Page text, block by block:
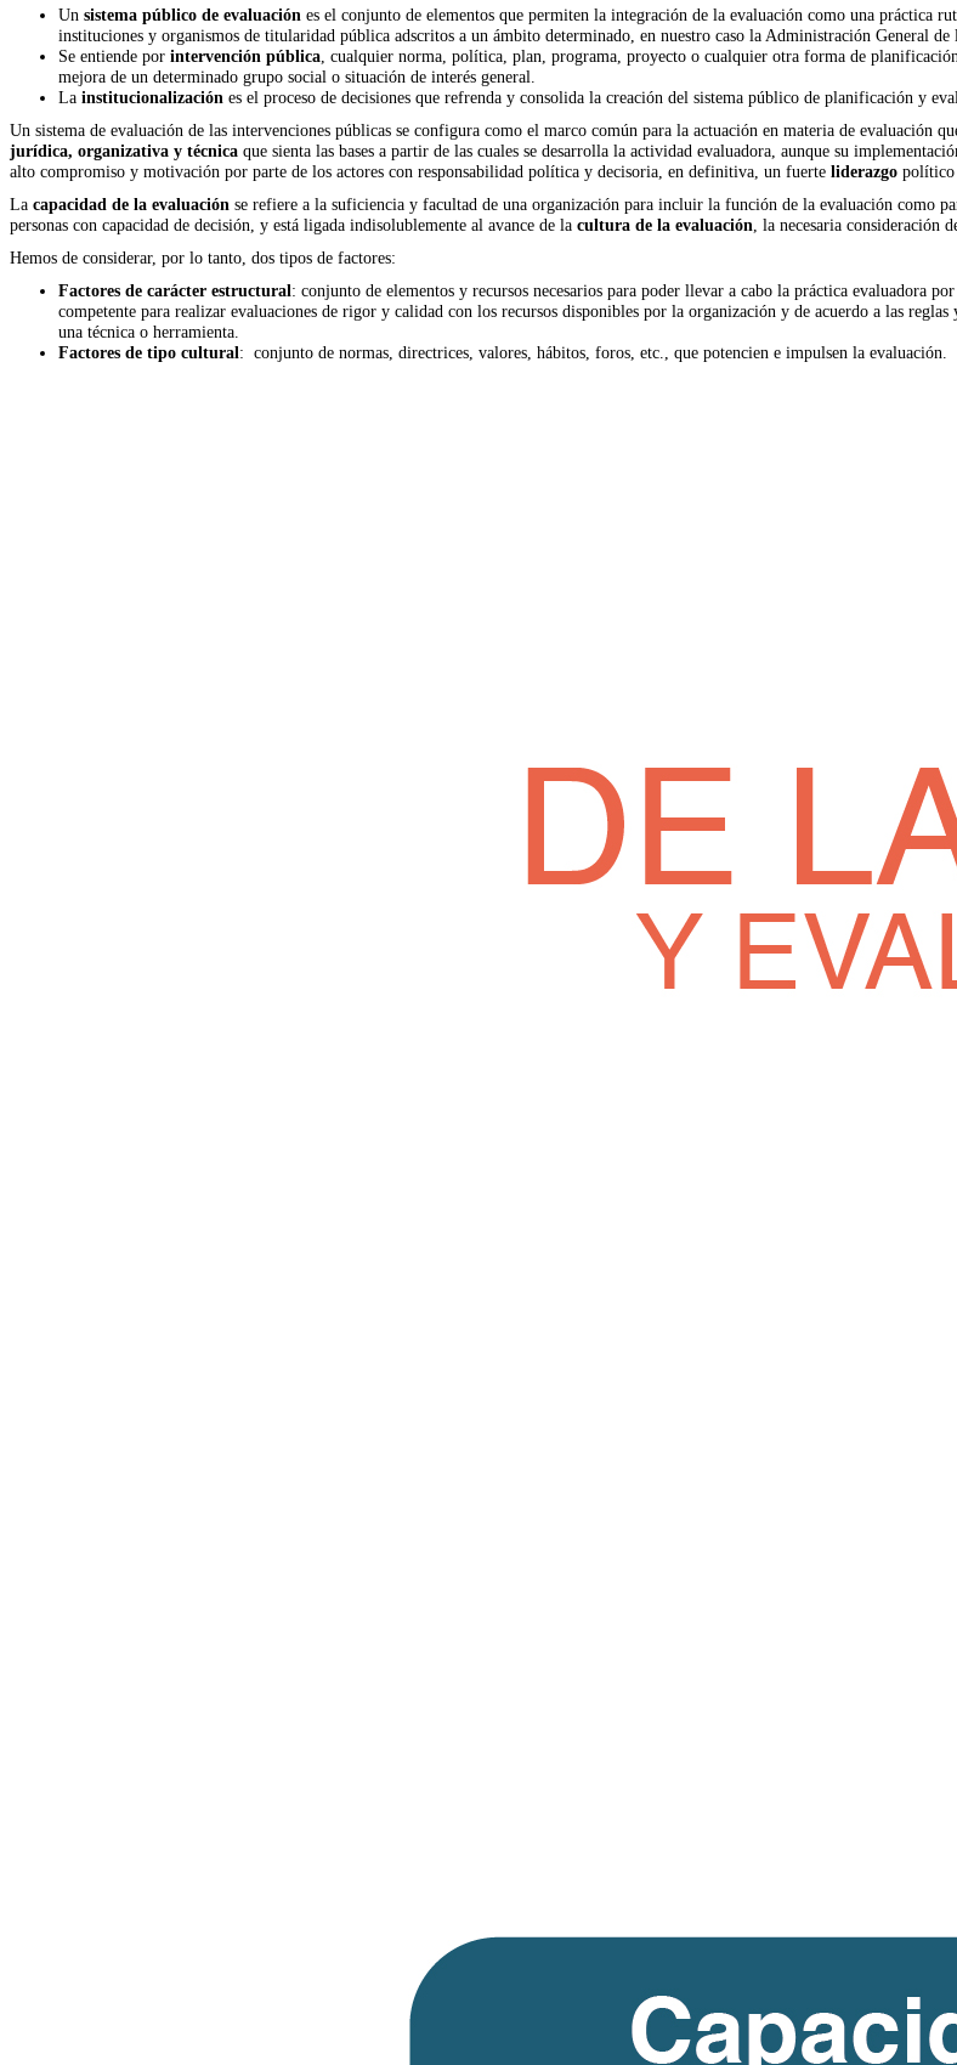
Un sistema público de evaluación es el conjunto de elementos que permiten la integración de la evaluación como una práctica
instituciones y organismos de titularidad pública adscritos a un ámbito determinado, en nuestro caso la Administración General
Se entiende por intervención pública , cualquier norma, política, plan, programa, proyecto o cualquier otra forma de
mejora de un determinado grupo social o situación de interés general.
La institucionalización es el proceso de decisiones que refrenda y consolida la creación del sistema público de planificación y
Un sistema de evaluación de las intervenciones públicas se configura como el marco común para la actuación en materia de evaluación
jurídica, organizativa y técnica que sienta las bases a partir de las cuales se desarrolla la actividad evaluadora, aunque su
alto compromiso y motivación por parte de los actores con responsabilidad política y decisoria, en definitiva, un fuerte liderazgo político
La capacidad de la evaluación se refiere a la suficiencia y facultad de una organización para incluir la función de la evaluación como
personas con capacidad de decisión, y está ligada indisolublemente al avance de la cultura de la evaluación , la necesaria
Hemos de considerar, por lo tanto, dos tipos de factores:
Factores de carácter estructural: conjunto de elementos y recursos necesarios para poder llevar a cabo la práctica evaluadora
competente para realizar evaluaciones de rigor y calidad con los recursos disponibles por la organización y de acuerdo a las
una técnica o herramienta.
Factores de tipo cultural: conjunto de normas, directrices, valores, hábitos, foros, etc., que potencien e impulsen la evaluación.